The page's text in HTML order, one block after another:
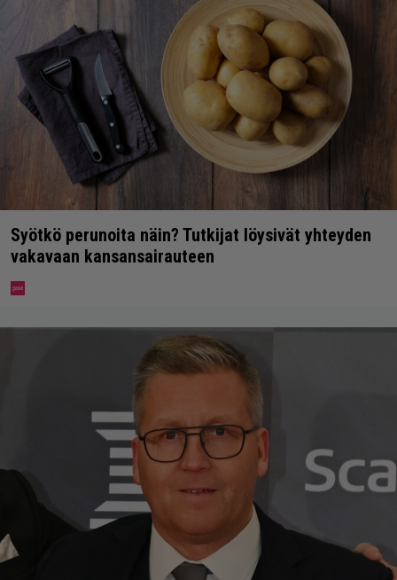
Syötkö perunoita näin? Tutkijat löysivät yhteyden
vakavaan kansansairauteen